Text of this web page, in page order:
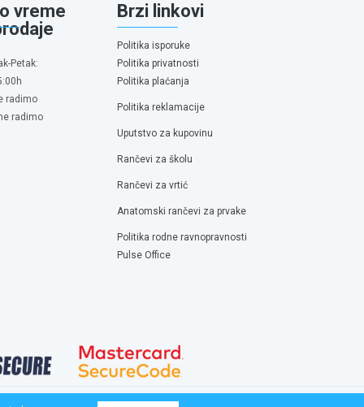
vreme
Petak:
radimo
radimo
Brzi linkovi
Politika isporuke
Politika privatnosti
Politika plaćanja
Politika reklamacije
Uputstvo za kupovinu
Rančevi za školu
Rančevi za vrtić
Anatomski rančevi za prvake
Politika rodne ravnopravnosti
Pulse Office
i SEO by www.wbsdigital.com